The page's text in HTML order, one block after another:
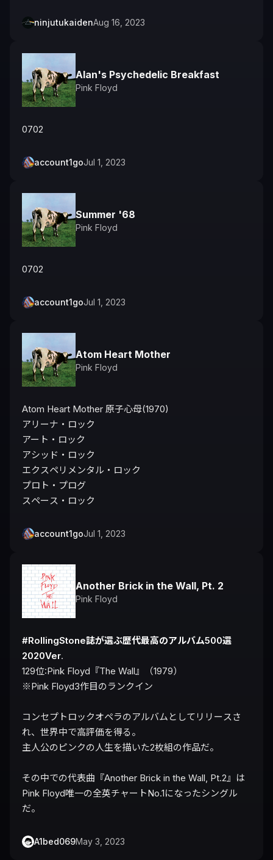
ninjutukaidenAug 16, 2023
Alan's Psychedelic Breakfast
Pink Floyd
0702
account1goJul 1, 2023
Summer '68
Pink Floyd
0702
account1goJul 1, 2023
Atom Heart Mother
Pink Floyd
Atom Heart Mother 原子心母(1970)
アリーナ・ロック
アート・ロック
アシッド・ロック
エクスペリメンタル・ロック
プロト・プログ
スペース・ロック
account1goJul 1, 2023
Another Brick in the Wall, Pt. 2
Pink Floyd
#RollingStone誌が選ぶ歴代最高のアルバム500選
2020Ver.
129位:Pink Floyd『The Wall』（1979）
※Pink Floyd3作目のランクイン
コンセプトロックオペラのアルバムとしてリリースさ
れ、世界中で高評価を得る。
主人公のピンクの人生を描いた2枚組の作品だ。
その中での代表曲『Another Brick in the Wall, Pt.2』は
Pink Floyd唯一の全英チャートNo.1になったシングル
だ。
A1bed069May 3, 2023